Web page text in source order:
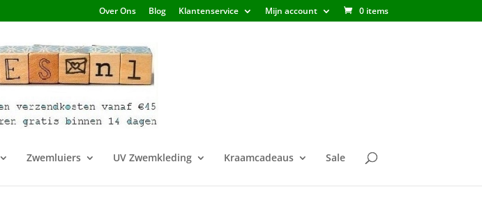
Over Ons Blog Klantenservice Mijn account 0 items
Zwemluiers UV Zwemkleding Kraamcadeaus Sale